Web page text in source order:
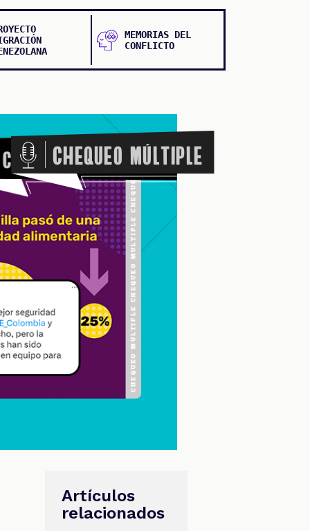
MEMORIAS DEL
CONFLICTO
Chequeo Múltiple
Artículos
relacionados